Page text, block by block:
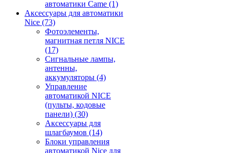
автоматики Came (1)
Аксессуары для автоматики
Nice (73)
Фотоэлементы,
магнитная петля NICE
(17)
Сигнальные лампы,
антенны,
аккумуляторы (4)
Управление
автоматикой NICE
(пульты, кодовые
панели) (30)
Аксессуары для
шлагбаумов (14)
Блоки управления
автоматикой Nice для